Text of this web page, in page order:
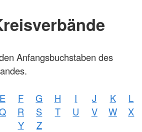
Anfangsbuchstaben des
E F G H I J K
L
R S T U V W
X
Y
Z